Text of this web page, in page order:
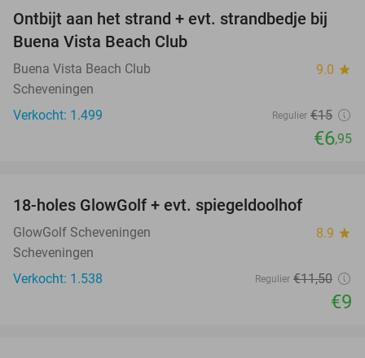
54%
Ontbijt aan het strand + evt. strandbedje bij
Buena Vista Beach Club
Buena Vista Beach Club 9.0 star
Scheveningen
Verkocht: 1.499
Regulier €15
€6,95
18-holes GlowGolf + evt. spiegeldoolhof
GlowGolf Scheveningen 8.9 star
Scheveningen
Verkocht: 1.538
Regulier €11,50
€9